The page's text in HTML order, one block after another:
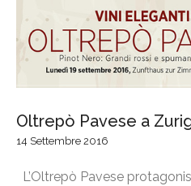
Oltrepò Pavese a
14 Settembre 2016
L’Oltrepò Pavese